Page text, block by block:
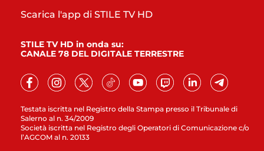
Testata iscritta nel Registro della Stampa presso il Tribunale di
Salerno al n. 34/2009
Società iscritta nel Registro degli Operatori di Comunicazione c/o
l’AGCOM al n. 20133
Scarica l'app di STILE TV HD
STILE TV HD in onda su:
CANALE 78 DEL DIGITALE TERRESTRE